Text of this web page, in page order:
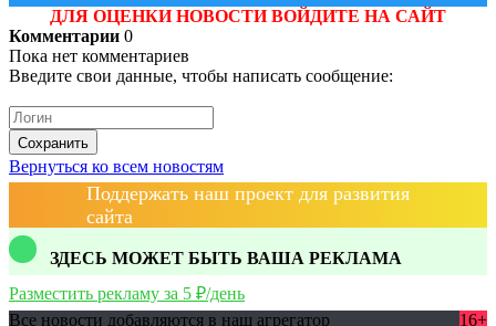
ДЛЯ ОЦЕНКИ НОВОСТИ ВОЙДИТЕ НА САЙТ
Комментарии 0
Пока нет комментариев
Введите свои данные, чтобы написать сообщение:
Сохранить
Вернуться ко всем новостям
Поддержать наш проект для развития
сайта
ЗДЕСЬ МОЖЕТ БЫТЬ ВАША РЕКЛАМА
Разместить рекламу за 5 ₽/день
Все новости добавляются в наш агрегатор
16+